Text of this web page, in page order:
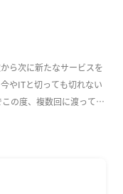
ら次に新たなサービスを
やITと切っても切れない
の度、複数回に渡って